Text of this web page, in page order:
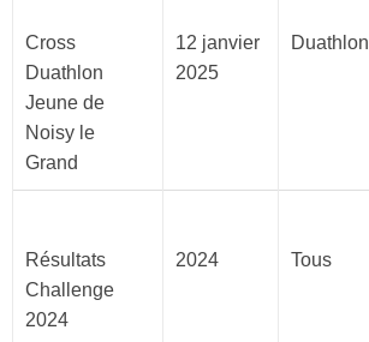
Cross
Duathlon
Jeune de
Noisy le
Grand
12 janvier
2025
Duathlon
Résultats
Challenge
2024
2024 Tous